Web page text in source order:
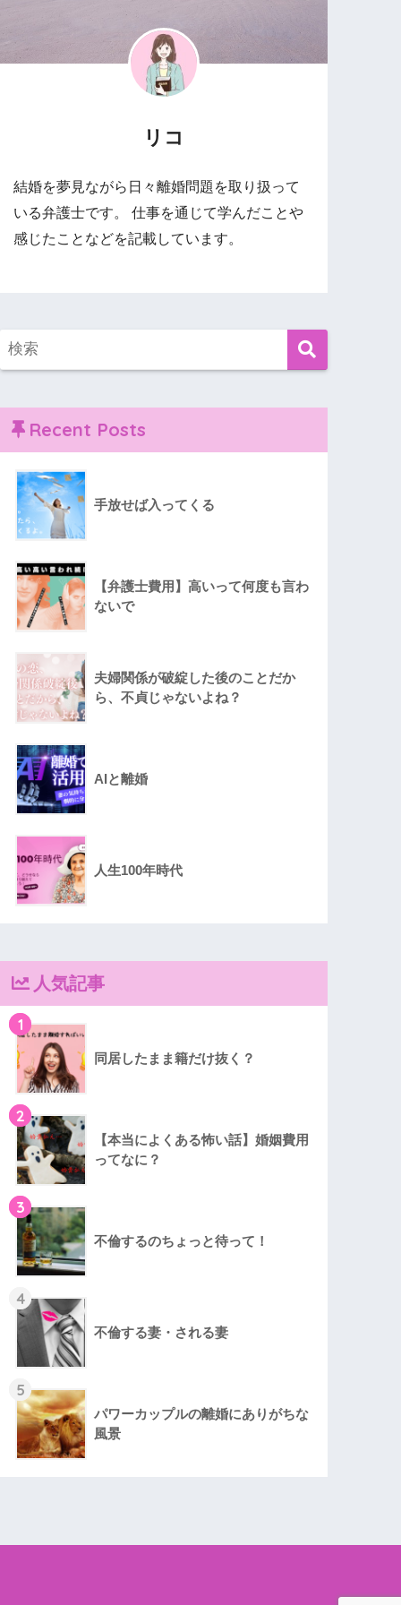
リコ
結婚を夢見ながら日々離婚問題を取り扱って
いる弁護士です。 仕事を通じて学んだことや
感じたことなどを記載しています。
Recent Posts
手放せば入ってくる
【弁護士費用】高いって何度も言わ
ないで
夫婦関係が破綻した後のことだか
ら、不貞じゃないよね？
AIと離婚
人生100年時代
人気記事
1
同居したまま籍だけ抜く？
2
【本当によくある怖い話】婚姻費用
ってなに？
3
不倫するのちょっと待って！
4
不倫する妻・される妻
5
パワーカップルの離婚にありがちな
風景